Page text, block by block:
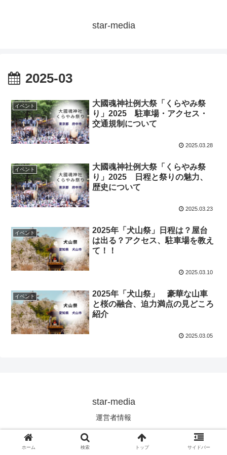
star-media
2025-03
イベント
大國魂神社例大祭「くらやみ祭
り」2025 駐車場・アクセス・
交通規制について
2025.03.28
イベント
大國魂神社例大祭「くらやみ祭
り」2025 日程と祭りの魅力、
歴史について
2025.03.23
イベント
2025年「犬山祭」日程は？屋台
は出る？アクセス、駐車場を教え
て！！
2025.03.10
イベント
2025年「犬山祭」 豪華な山車
と桜の融合、迫力満点の見どころ
紹介
2025.03.05
star-media
運営者情報
© 2023 star-media.
ホーム 検索 トップ サイドバー